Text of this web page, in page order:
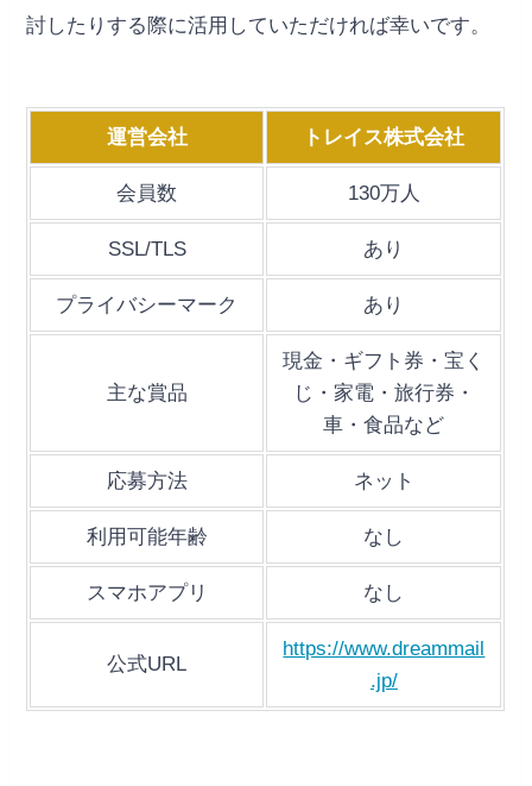
討したりする際に活用していただければ幸いです。
運営会社 トレイス株式会社
会員数 130万人
SSL/TLS あり
プライバシーマーク あり
主な賞品
現金・ギフト券・宝く
じ・家電・旅行券・
車・食品など
応募方法 ネット
利用可能年齢 なし
スマホアプリ なし
公式URL
https://www.dreammail
.jp/